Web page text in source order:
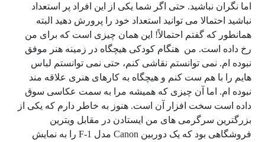
اما نگران نباشید. حتی اگر شما یکی از این افراد پر استعداد
نباشید احتمالا می توانید استعداد خود را پرورش دهید البته
همانطور که گفتم احتمالاً! این همان چیزی است که برای من
رخ داده است. من هنگام کودکی هیچگاه در زمینه هنر موفق
نبوده ام. نمی توانستم نقاشی کنم، حتی نمی توانستم لباس
هایم را با هم ست کنم و هیچگاه به کارهای هنری علاقه مند
نبوده ام. اما آن چیزی که همیشه مرا به سمت عکاسی سوق
داده است سخت افزار آن است. هنوز به خاطر دارم که یکی از
بزرگترین سرگرمی های من ایستادن در مقابل ویترین
فروشگاهی بود که یک دوربین Canon مدل F-1 را به نمایش